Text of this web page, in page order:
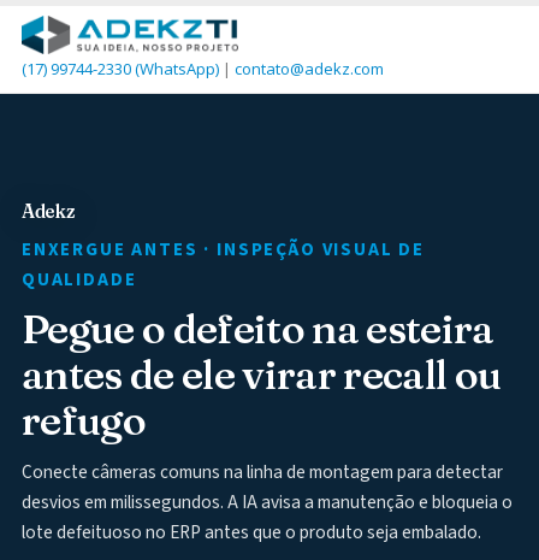
(17) 99744-2330(WhatsApp) | contato@adekz.com
Adekz
ENXERGUE ANTES · INSPEÇÃO VISUAL DE
QUALIDADE
Pegue o defeito na esteira
antes de ele virar recall ou
refugo
Conecte câmeras comuns na linha de montagem para detectar
desvios em milissegundos. A IA avisa a manutenção e bloqueia o
lote defeituoso no ERP antes que o produto seja embalado.